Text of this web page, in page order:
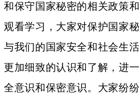
和保守国家秘密的相关政策
观看学习，大家对保护国家
与我们的国家安全和社会生
更加细致的认识和了解，进
全意识和保密意识。大家纷